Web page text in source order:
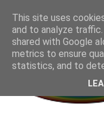
This site uses
and to analyze
shared with Google
metrics to ensure
statistics, and to